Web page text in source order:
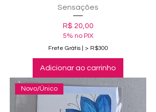
Sensações
Preço
R$ 20,00
5% no PIX
Frete Grátis | > R$300
Adicionar ao carrinho
Novo/Único